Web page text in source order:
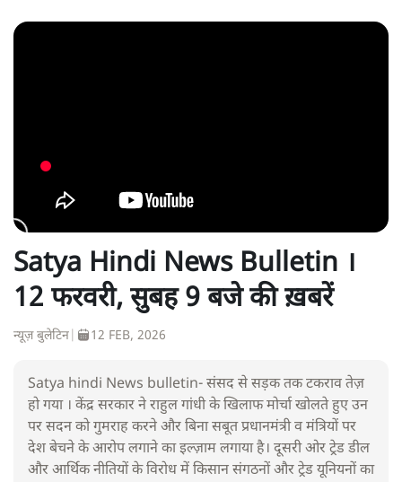
Satya Hindi News Bulletin ।
12 फरवरी, सुबह 9 बजे की ख़बरें
न्यूज़ बुलेटिन 12 FEB, 2026
Satya hindi News bulletin- संसद से सड़क तक टकराव तेज़
हो गया । केंद्र सरकार ने राहुल गांधी के खिलाफ मोर्चा खोलते हुए उन
पर सदन को गुमराह करने और बिना सबूत प्रधानमंत्री व मंत्रियों पर
देश बेचने के आरोप लगाने का इल्ज़ाम लगाया है। दूसरी ओर ट्रेड डील
और आर्थिक नीतियों के विरोध में किसान संगठनों और ट्रेड यूनियनों का